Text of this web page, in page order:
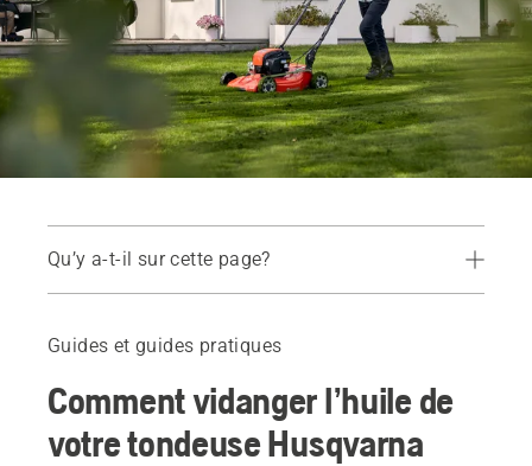
Qu’y a-t-il sur cette page?
Produits recommandés
Guides et guides pratiques
Comment vidanger l’huile de
votre tondeuse Husqvarna